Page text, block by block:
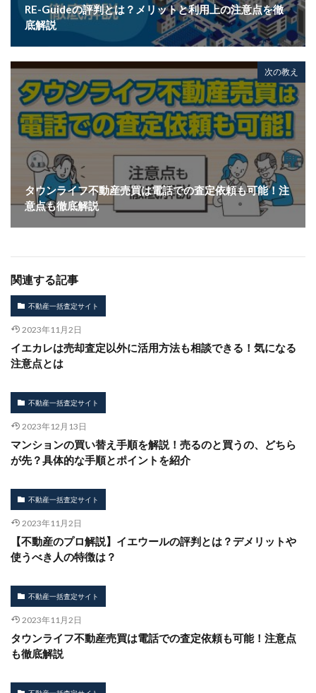
RE-Guideの評判とは？メリットと利用上の注意点を徹
底解説
次の教え
タウンライフ不動産売買は電話での査定依頼も可能！注
意点も徹底解説
関連する記事
不動産一括査定サイト
2023年11月2日
イエカレは売却査定以外に活用方法も相談できる！気になる
注意点とは
不動産一括査定サイト
2023年12月13日
マンションの買い替え手順を解説！売るのと買うの、どちら
が先？具体的な手順とポイントを紹介
不動産一括査定サイト
2023年11月2日
【不動産のプロ解説】イエウールの評判とは？デメリットや
使うべき人の特徴は？
不動産一括査定サイト
2023年11月2日
タウンライフ不動産売買は電話での査定依頼も可能！注意点
も徹底解説